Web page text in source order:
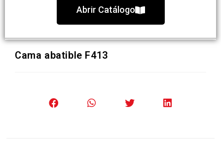
Abrir Catálogo
Cama abatible F413